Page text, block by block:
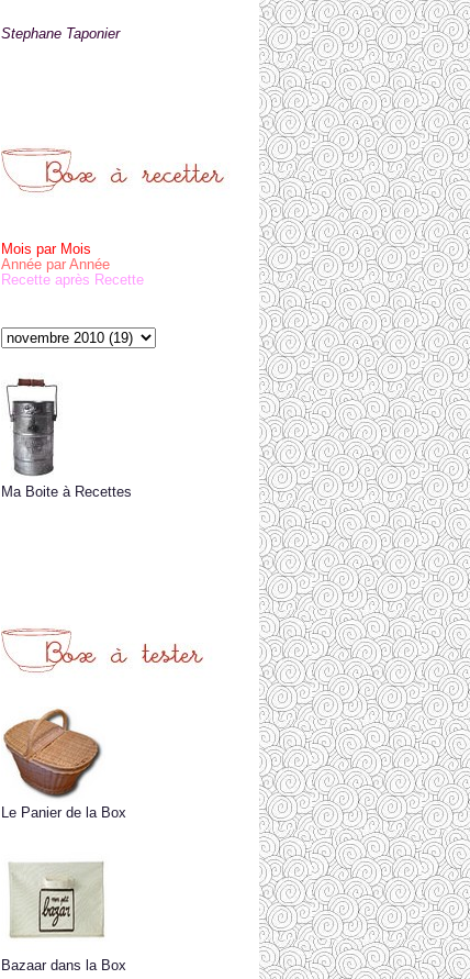
Stephane Taponier
Mois par Mois
Année par Année
Recette après Recette
Ma Boite à Recettes
Le Panier de la Box
Bazaar dans la Box